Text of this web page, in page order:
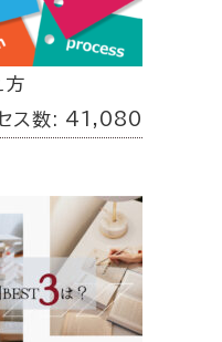
方
ス数: 41,080